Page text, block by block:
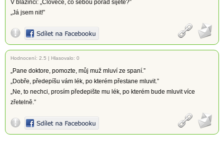
V blázinci: „Člověče, co sebou pořád šijete?”
„Já jsem nit!”
Hodnocení: 2.5 | Hlasovalo: 0
„Pane doktore, pomozte, můj muž mluví ze spaní.”
„Dobře, předepíšu vám lék, po kterém přestane mluvit.”
„Ne, to nechci, prosím předepište mu lék, po kterém bude mluvit více
zřetelně.”